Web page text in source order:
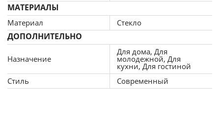
МАТЕРИАЛЫ
Материал Стекло
ДОПОЛНИТЕЛЬНО
Назначение
Для дома, Для
молодежной, Для
кухни, Для гостиной
Стиль
Современный